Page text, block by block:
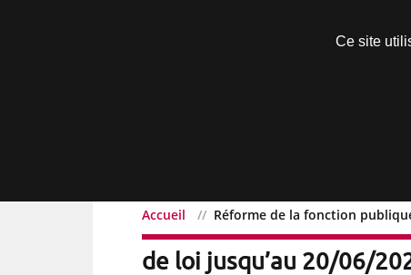
Accueil Réforme de la fonction
Réforme de la fonction
de loi jusqu’au 20/06/
Ce site